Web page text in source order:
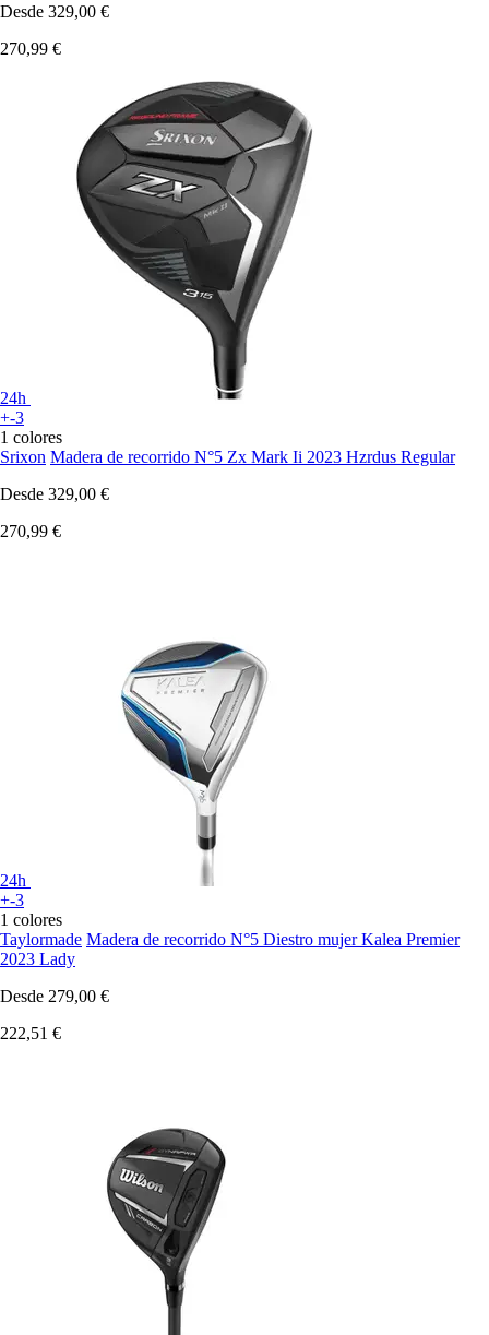
Desde 329,00 €
270,99 €
24h
+-3
1 colores
Srixon Madera de recorrido N°5 Zx Mark Ii 2023 Hzrdus Regular
Desde 329,00 €
270,99 €
24h
+-3
1 colores
Taylormade Madera de recorrido N°5 Diestro mujer Kalea Premier
2023 Lady
Desde 279,00 €
222,51 €